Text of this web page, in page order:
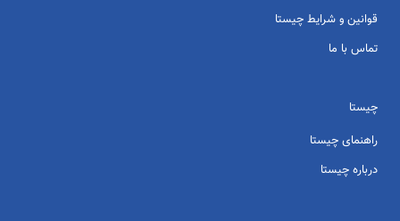
قوانین و شرایط چیستا
تماس با ما
چیستا
راهنمای چیستا
درباره چیستا